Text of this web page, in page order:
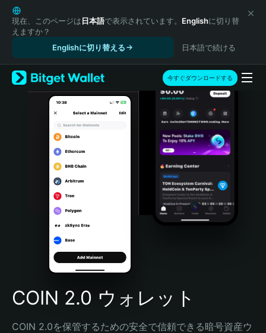
English
日本語
Tiếng Việt
Español (Latinoamérica)
Türkçe
Italiano
Português (Portugal)
Bahasa Indonesia
Português (Brasil)
Español (Argentina)
現在、このページは日本語で表示されています。 Englishに切り替
えますか？
Englishに切り替える
日本語で続ける
今すぐダウンロードする
COIN 2.0 ウォレット
COIN 2.0を保管するための安全で信頼できる暗号資産ウ